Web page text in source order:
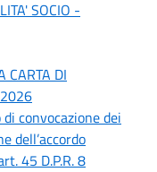
SOCIO -
CARTA DI
2026
convocazione dei
dell’accordo
45 D.P.R. 8